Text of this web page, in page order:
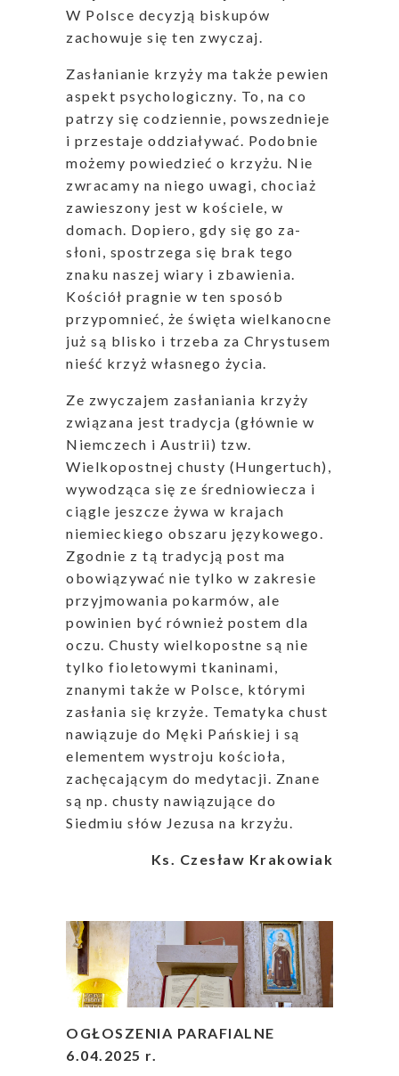
W Polsce decyzją biskupów
zachowuje się ten zwyczaj.
Zasłanianie krzyży ma także pewien
aspekt psychologiczny. To, na co
patrzy się codziennie, powszednieje
i przestaje oddziaływać. Podobnie
możemy powiedzieć o krzyżu. Nie
zwracamy na niego uwagi, chociaż
zawieszony jest w kościele, w
domach. Dopiero, gdy się go za-
słoni, spostrzega się brak tego
znaku naszej wiary i zbawienia.
Kościół pragnie w ten sposób
przypomnieć, że święta wielkanocne
już są blisko i trzeba za Chrystusem
nieść krzyż własnego życia.
Ze zwyczajem zasłaniania krzyży
związana jest tradycja (głównie w
Niemczech i Austrii) tzw.
Wielkopostnej chusty (Hungertuch),
wywodząca się ze średniowiecza i
ciągle jeszcze żywa w krajach
niemieckiego obszaru językowego.
Zgodnie z tą tradycją post ma
obowiązywać nie tylko w zakresie
przyjmowania pokarmów, ale
powinien być również postem dla
oczu. Chusty wielkopostne są nie
tylko fioletowymi tkaninami,
znanymi także w Polsce, którymi
zasłania się krzyże. Tematyka chust
nawiązuje do Męki Pańskiej i są
elementem wystroju kościoła,
zachęcającym do medytacji. Znane
są np. chusty nawiązujące do
Siedmiu słów Jezusa na krzyżu.
Ks. Czesław Krakowiak
OGŁOSZENIA PARAFIALNE
6.04.2025 r.